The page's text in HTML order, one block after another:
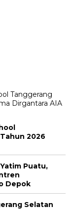
2026
Puatu,
Depok
Selatan